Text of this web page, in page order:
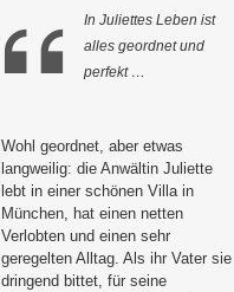
In Juliettes Leben ist
alles geordnet und
perfekt …
Wohl geordnet, aber etwas
langweilig: die Anwältin Juliette
lebt in einer schönen Villa in
München, hat einen netten
Verlobten und einen sehr
geregelten Alltag. Als ihr Vater sie
dringend bittet, für seine